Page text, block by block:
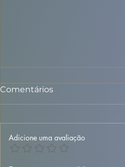
Comentários
Adicione uma avaliação